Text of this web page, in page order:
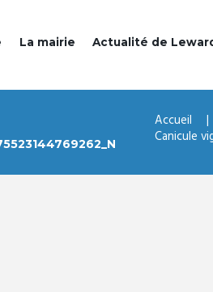
La mairie Actualité de
Accueil
Canicule